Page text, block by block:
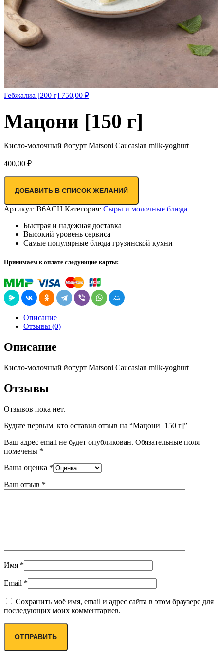
Гебжалиа [200 г] 750,00 ₽
Мацони [150 г]
Кисло-молочный йогурт Matsoni Caucasian milk-yoghurt
400,00 ₽
ДОБАВИТЬ В СПИСОК ЖЕЛАНИЙ
Артикул: B6ACH Категория: Сыры и молочные блюда
Быстрая и надежная доставка
Высокий уровень сервиса
Самые популярные блюда грузинской кухни
Принимаем к оплате следующие карты:
Описание
Отзывы (0)
Описание
Кисло-молочный йогурт Matsoni Caucasian milk-yoghurt
Отзывы
Отзывов пока нет.
Будьте первым, кто оставил отзыв на “Мацони [150 г]”
Ваш адрес email не будет опубликован. Обязательные поля
помечены *
Ваша оценка *
Ваш отзыв *
Имя *
Email *
Сохранить моё имя, email и адрес сайта в этом браузере для
последующих моих комментариев.